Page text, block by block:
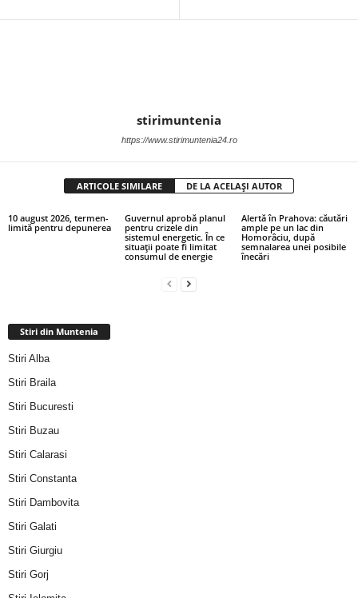
stirimuntenia
https://www.stirimuntenia24.ro
ARTICOLE SIMILARE DE LA ACELAȘI AUTOR
10 august 2026, termen-
limită pentru depunerea
Guvernul aprobă planul
pentru crizele din
sistemul energetic. În ce
situații poate fi limitat
consumul de energie
Alertă în Prahova: căutări
ample pe un lac din
Homorâciu, după
semnalarea unei posibile
înecări
Stiri din Muntenia
Stiri Alba
Stiri Braila
Stiri Bucuresti
Stiri Buzau
Stiri Calarasi
Stiri Constanta
Stiri Dambovita
Stiri Galati
Stiri Giurgiu
Stiri Gorj